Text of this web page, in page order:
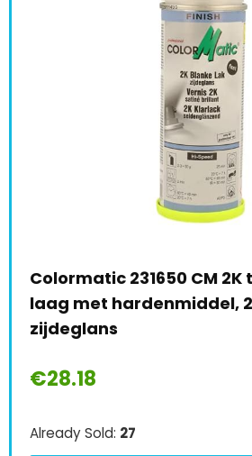
Colormatic 231650 CM
laag met hardenmiddel,
zijdeglans
€28.18
Already Sold: 27